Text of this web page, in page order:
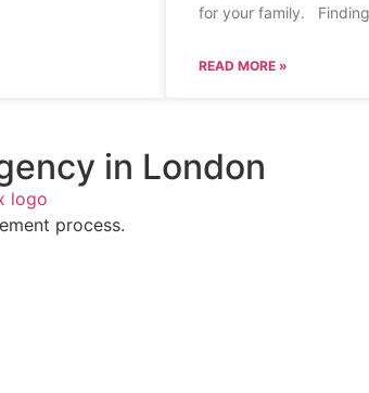
for your family. Finding
READ MORE »
in London
process.